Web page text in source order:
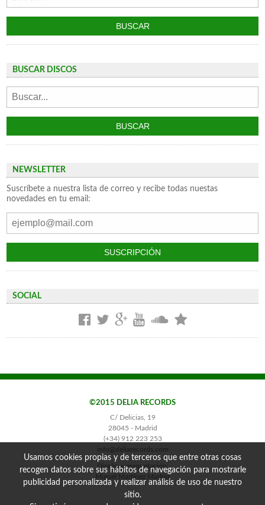
BUSCAR DISCOS
NEWSLETTER
Suscríbete a nuestra lista de correo y recibe todas nuestas
novedades en tu email:
SOCIAL
©2015 DELIA RECORDS
C/ Delicias, 19
28045 - Madrid
(+34) 912 223 253
info@deliarecords.com
Diseño y maquetación:
Miguel Martínez Madrid
Usamos cookies propias y de terceros que entre otras cosas
recogen datos sobre sus hábitos de navegación para mostrarle
publicidad personalizada y realizar análisis de uso de nuestro
sitio.